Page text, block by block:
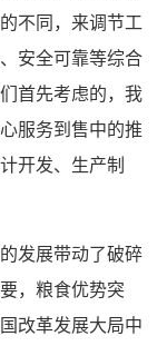
不同，来调节工
安全可靠等综合
首先考虑的，我
服务到售中的推
开发、生产制
发展带动了破碎
，粮食优势突
改革发展大局中